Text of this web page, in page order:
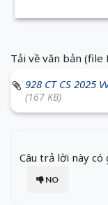
Tải về văn bản (file
928 CT CS 2025
(167 KB)
Câu trả lời này
NO